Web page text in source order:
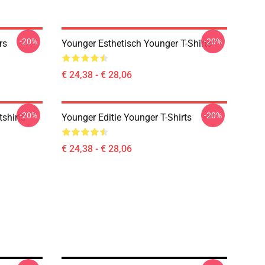
-20% Younger Esthetisch Younger T-Shirts
€ 24,38 - € 28,06
-20%
-20% Younger Editie Younger T-Shirts
€ 24,38 - € 28,06
-20%